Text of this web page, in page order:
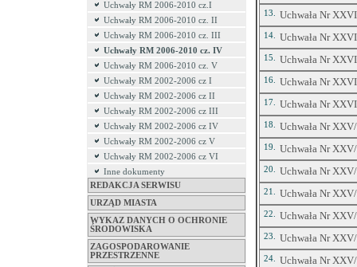
Uchwały RM 2006-2010 cz.I
Uchwały RM 2006-2010 cz. II
Uchwały RM 2006-2010 cz. III
Uchwały RM 2006-2010 cz. IV
Uchwały RM 2006-2010 cz. V
Uchwały RM 2002-2006 cz I
Uchwały RM 2002-2006 cz II
Uchwały RM 2002-2006 cz III
Uchwały RM 2002-2006 cz IV
Uchwały RM 2002-2006 cz V
Uchwały RM 2002-2006 cz VI
Inne dokumenty
REDAKCJA SERWISU
URZĄD MIASTA
WYKAZ DANYCH O OCHRONIE
ŚRODOWISKA
ZAGOSPODAROWANIE
PRZESTRZENNE
13. Uchwała Nr
14. Uchwała Nr
15. Uchwała Nr
16. Uchwała Nr
17. Uchwała Nr
18. Uchwała Nr
19. Uchwała Nr
20. Uchwała Nr
21. Uchwała Nr
22. Uchwała Nr
23. Uchwała Nr
24. Uchwała Nr